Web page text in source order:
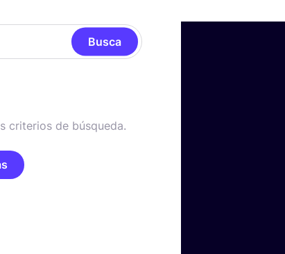
Busca
criterios de búsqueda.